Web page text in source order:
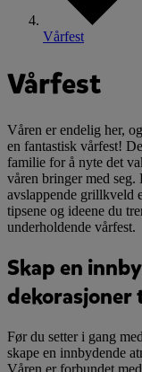
Vårfest
Vårfest
Våren er endelig her,
en fantastisk vårfest!
familie for å nyte det
våren bringer med seg.
avslappende grillkveld
tipsene og ideene du
underholdende vårfest.
Skap en
Før du setter i gang
skape en innbydende
Våren er forbundet